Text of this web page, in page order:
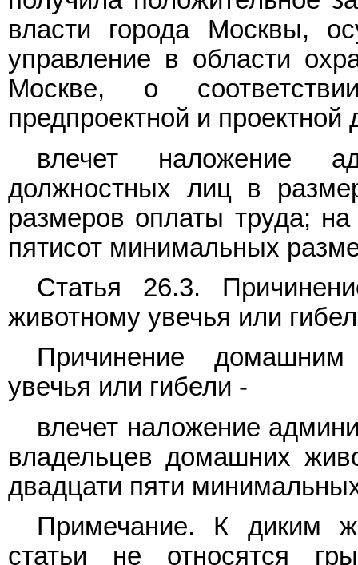
власти города Москвы,
управление в области
Москве, о
предпроектной и проектной
влечет наложение
должностных лиц в
размеров оплаты труда;
пятисот минимальных
Статья 26.3.
животному увечья или
Причинение
увечья или гибели -
влечет наложение
владельцев домашних
двадцати пяти
Примечание. К диким
статьи не относятся